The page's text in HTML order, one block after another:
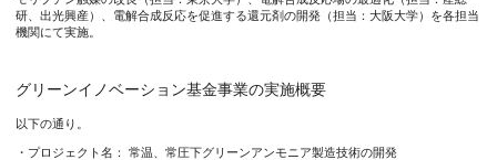
研、出光興産）、電解合成反応を促進する還元剤の開発（担当：大阪大学）を各担当
機関にて実施。
グリーンイノベーション基金事業の実施概要
以下の通り。
・プロジェクト名： 常温、常圧下グリーンアンモニア製造技術の開発